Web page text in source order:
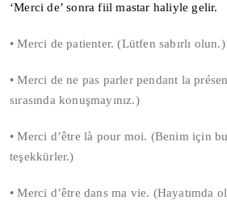
‘Merci de’ sonra fiil mastar haliyle gelir.
• Merci de patienter. (Lütfen sabırlı olun.)
• Merci de ne pas parler pendant la
sırasında konuşmayınız.)
• Merci d’être là pour moi. (Benim için
teşekkürler.)
• Merci d’être dans ma vie. (Hayatımda